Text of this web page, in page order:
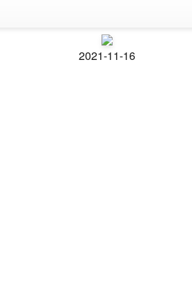
2021-11-16